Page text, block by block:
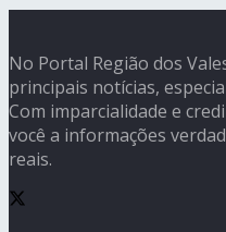
No Portal Região dos
principais notícias,
Com imparcialidade e
você a informações
reais.